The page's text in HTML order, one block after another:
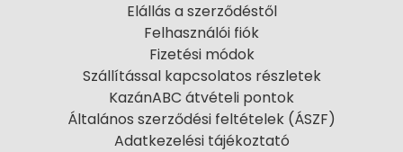
Elállás a szerződéstől
Felhasználói fiók
Fizetési módok
Szállítással kapcsolatos részletek
KazánABC átvételi pontok
Általános szerződési feltételek (ÁSZF)
Adatkezelési tájékoztató